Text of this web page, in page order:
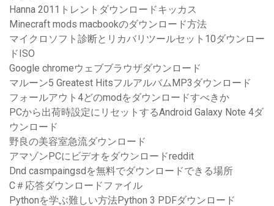
Hanna 2011トレントダウンロードキッカス
Minecraft mods macbookのダウンロード方法
マイクロソフト診断とリカバリツールセット10ダウンロー
ドISO
Google chromeウェブブラウザダウンロード
マルーン5 Greatest HitsフルアルバムMP3ダウンロード
フォールアウト4どのmodをダウンロードすべきか
PCから出荷時設定にリセットするAndroid Galaxy Note 4ダ
ウンロード
野良の美容室急流ダウンロード
アマゾンPCにビデオをダウンロードreddit
Dnd casmpaingsdを無料でダウンロードできる場所
C＃応答ダウンロードファイル
Pythonを学ぶ難しい方法Python 3 PDFダウンロード